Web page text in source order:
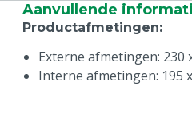
Aanvullende
Productafmetingen:
Externe afmetingen: 230
Interne afmetingen: 195